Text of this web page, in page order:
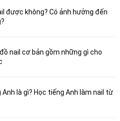
được không? Có ảnh hưởng đến
nail cơ bản gồm những gì cho
Anh là gì? Học tiếng Anh làm nail từ